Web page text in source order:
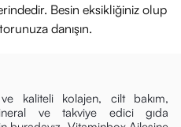
Besin eksikliğiniz olup
danışın.
kaliteli kolajen, cilt bakım,
ve takviye edici gıda